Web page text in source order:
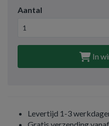
Aantal
In
Levertijd 1-3